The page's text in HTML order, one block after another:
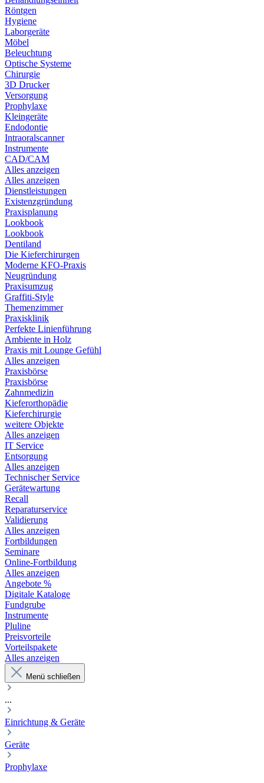
Röntgen
Hygiene
Laborgeräte
Möbel
Beleuchtung
Optische Systeme
Chirurgie
3D Drucker
Versorgung
Prophylaxe
Kleingeräte
Endodontie
Intraoralscanner
Instrumente
CAD/CAM
Alles anzeigen
Alles anzeigen
Dienstleistungen
Existenzgründung
Praxisplanung
Lookbook
Lookbook
Dentiland
Die Kieferchirurgen
Moderne KFO-Praxis
Neugründung
Praxisumzug
Graffiti-Style
Themenzimmer
Praxisklinik
Perfekte Linienführung
Ambiente in Holz
Praxis mit Lounge Gefühl
Alles anzeigen
Praxisbörse
Praxisbörse
Zahnmedizin
Kieferorthopädie
Kieferchirurgie
weitere Objekte
Alles anzeigen
IT Service
Entsorgung
Alles anzeigen
Technischer Service
Gerätewartung
Recall
Reparaturservice
Validierung
Alles anzeigen
Fortbildungen
Seminare
Online-Fortbildung
Alles anzeigen
Angebote %
Digitale Kataloge
Fundgrube
Instrumente
Pluline
Preisvorteile
Vorteilspakete
Alles anzeigen
Menü schließen
...
Einrichtung & Geräte
Geräte
Prophylaxe